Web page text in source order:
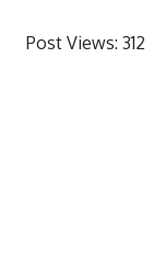
Post Views: 312